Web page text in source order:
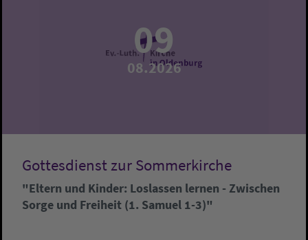
09
08.2026
Gottesdienst zur Sommerkirche
"Eltern und Kinder: Loslassen lernen - Zwischen
Sorge und Freiheit (1. Samuel 1-3)"